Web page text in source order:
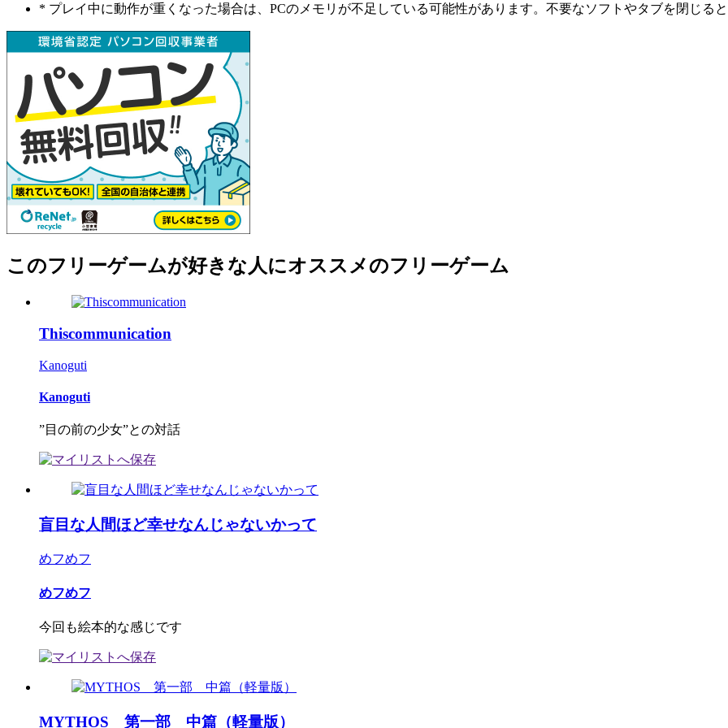
* プレイ中に動作が重くなった場合は、PCのメモリが不足している可能性があります。不要なソフトやタブを閉じると
このフリーゲームが好きな人にオススメのフリーゲーム
Thiscommunication
Kanoguti
Kanoguti
”目の前の少女”との対話
盲目な人間ほど幸せなんじゃないかって
めフめフ
めフめフ
今回も絵本的な感じです
MYTHOS 第一部 中篇（軽量版）